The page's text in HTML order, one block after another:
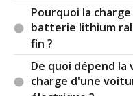
Pourquoi la
batterie lithium
fin ?
De quoi dépend la
charge d'une